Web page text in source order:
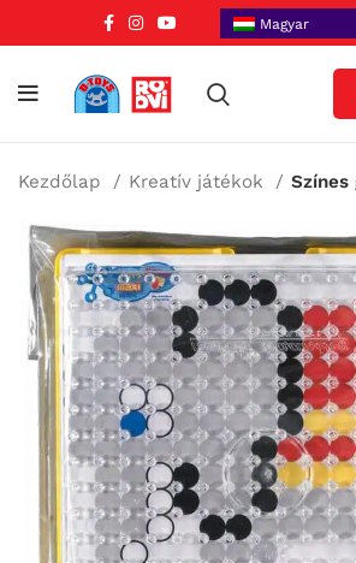
Magyar
Kezdőlap Kreatív játékok Színes